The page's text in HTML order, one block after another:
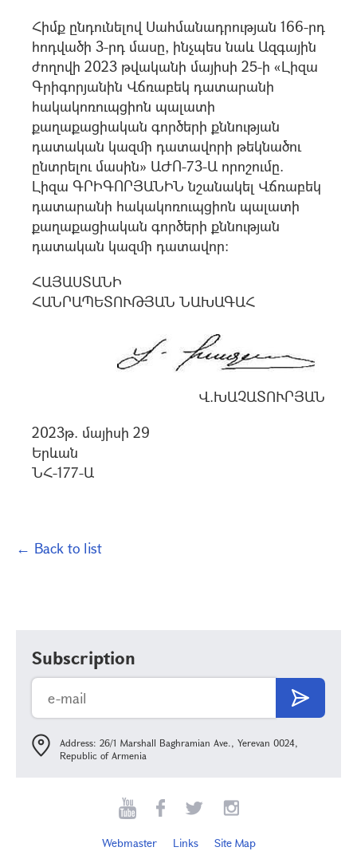
Հիմք ընդունելով Սահմանադրության 166-րդ
հոդվածի 3-րդ մասը, ինչպես նաև Ազգային
ժողովի 2023 թվականի մայիսի 25-ի «Լիզա
Գրիգորյանին Վճռաբեկ դատարանի
հակակոռուպցիոն պալատի
քաղաքացիական գործերի քննության
դատական կազմի դատավորի թեկնածու
ընտրելու մասին» ԱԺՈ-73-Ա որոշումը.
Լիզա ԳՐԻԳՈՐՅԱՆԻՆ նշանակել Վճռաբեկ
դատարանի հակակոռուպցիոն պալատի
քաղաքացիական գործերի քննության
դատական կազմի դատավոր:
ՀԱՅԱՍՏԱՆԻ
ՀԱՆՐԱՊԵՏՈՒԹՅԱՆ ՆԱԽԱԳԱՀ
Վ.ԽԱՉԱՏՈՒՐՅԱՆ
2023թ. մայիսի 29
Երևան
ՆՀ-177-Ա
← Back to list
Subscription
Address: 26/1 Marshall Baghramian Ave., Yerevan 0024,
Republic of Armenia
Webmaster Links Site Map